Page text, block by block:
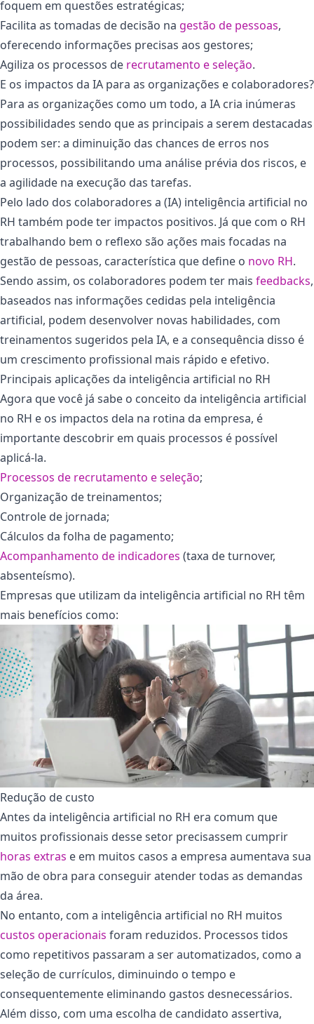
foquem em questões estratégicas;
Facilita as tomadas de decisão na gestão de pessoas,
oferecendo informações precisas aos gestores;
Agiliza os processos de recrutamento e seleção.
E os impactos da IA para as organizações e colaboradores?
Para as organizações como um todo, a IA cria inúmeras
possibilidades sendo que as principais a serem destacadas
podem ser: a diminuição das chances de erros nos
processos, possibilitando uma análise prévia dos riscos, e
a agilidade na execução das tarefas.
Pelo lado dos colaboradores a (IA) inteligência artificial no
RH também pode ter impactos positivos. Já que com o RH
trabalhando bem o reflexo são ações mais focadas na
gestão de pessoas, característica que define o novo RH.
Sendo assim, os colaboradores podem ter mais feedbacks,
baseados nas informações cedidas pela inteligência
artificial, podem desenvolver novas habilidades, com
treinamentos sugeridos pela IA, e a consequência disso é
um crescimento profissional mais rápido e efetivo.
Principais aplicações da inteligência artificial no RH
Agora que você já sabe o conceito da inteligência artificial
no RH e os impactos dela na rotina da empresa, é
importante descobrir em quais processos é possível
aplicá-la.
Processos de recrutamento e seleção;
Organização de treinamentos;
Controle de jornada;
Cálculos da folha de pagamento;
Acompanhamento de indicadores (taxa de turnover,
absenteísmo).
Empresas que utilizam da inteligência artificial no RH têm
mais benefícios como:
Redução de custo
Antes da inteligência artificial no RH era comum que
muitos profissionais desse setor precisassem cumprir
horas extras e em muitos casos a empresa aumentava sua
mão de obra para conseguir atender todas as demandas
da área.
No entanto, com a inteligência artificial no RH muitos
custos operacionais foram reduzidos. Processos tidos
como repetitivos passaram a ser automatizados, como a
seleção de currículos, diminuindo o tempo e
consequentemente eliminando gastos desnecessários.
Além disso, com uma escolha de candidato assertiva,